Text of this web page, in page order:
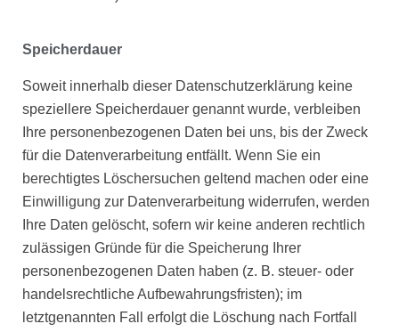
Speicherdauer
Soweit innerhalb dieser Datenschutzerklärung keine
speziellere Speicherdauer genannt wurde, verbleiben
Ihre personenbezogenen Daten bei uns, bis der Zweck
für die Datenverarbeitung entfällt. Wenn Sie ein
berechtigtes Löschersuchen geltend machen oder eine
Einwilligung zur Datenverarbeitung widerrufen, werden
Ihre Daten gelöscht, sofern wir keine anderen rechtlich
zulässigen Gründe für die Speicherung Ihrer
personenbezogenen Daten haben (z. B. steuer- oder
handelsrechtliche Aufbewahrungsfristen); im
letztgenannten Fall erfolgt die Löschung nach Fortfall